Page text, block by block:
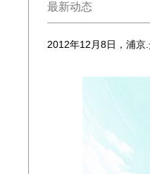
最新动态
2012年12月8日，浦京